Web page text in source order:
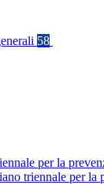
58
per la
triennale per la